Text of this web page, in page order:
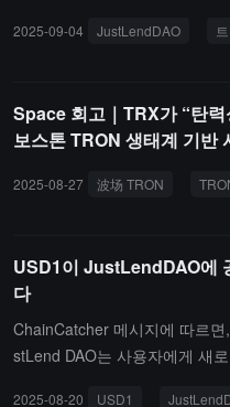
2025-09-04 JustLendDAO
Space 회고｜TRX가 “탄
보스톤 TRON 생태계 기반
2025-08-27 波场 TRON
USD1이 JustLendDAO에
다
ChainCatcher 메시지에 따르
stLend DAO는 사용자에게 새
2025-08-20 USD1